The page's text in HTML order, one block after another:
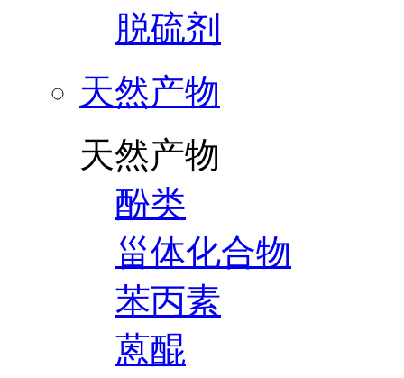
脱硫剂
天然产物
天然产物
酚类
甾体化合物
苯丙素
蒽醌